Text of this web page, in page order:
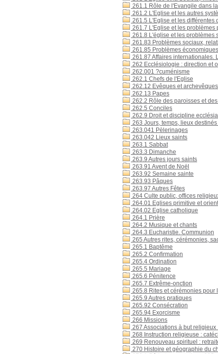
261.1 Rôle de l'Evangile dans
261.2 L'Eglise et les autres
261.5 L'Eglise et les différentes
261.7 L'Eglise et les problèmes
261.8 L'église et les problèmes
261.83 Problèmes sociaux,
261.85 Problèmes économiques
261.87 Affaires internationales.
262 Ecclésiologie : direction et
262.001 ?cuménisme
262.1 Chefs de l'Eglise
262.12 Evêques et archevêques
262.13 Papes
262.2 Rôle des paroisses et
262.5 Conciles
262.9 Droit et discipline
263 Jours, temps, lieux
263.041 Pèlerinages
263.042 Lieux saints
263.1 Sabbat
263.3 Dimanche
263.9 Autres jours saints
263.91 Avent de Noël
263.92 Semaine sainte
263.93 Pâques
263.97 Autres Fêtes
264 Culte public, offices
264.01 Eglises primitive et
264.02 Eglise catholique
264.1 Prière
264.2 Musique et chants
264.3 Eucharistie. Communion
265 Autres rites, cérémonies,
265.1 Baptême
265.2 Confirmation
265.4 Ordination
265.5 Mariage
265.6 Pénitence
265.7 Extrême-onction
265.8 Rites et cérémonies pour
265.9 Autres pratiques
265.92 Consécration
265.94 Exorcisme
266 Missions
267 Associations à but
268 Instruction religieuse :
269 Renouveau spirituel :
270 Histoire et géographie du